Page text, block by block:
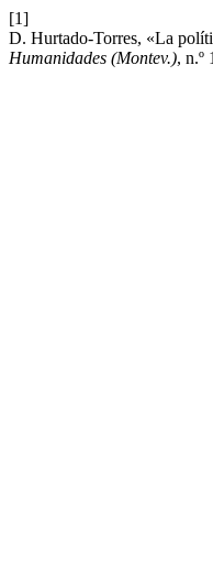
[1]
D. Hurtado-Torres, «La
Humanidades (Montev.), n.º